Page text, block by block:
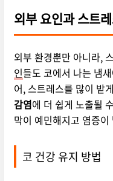
외부 요인과 스트
외부 환경뿐만 아니라,
인들도 코에서 나는 냄
어, 스트레스를 많이 받
감염에 더 쉽게 노출될
막이 예민해지고 염증
코 건강 유지 방법